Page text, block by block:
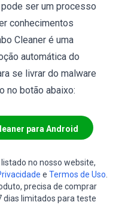
ser um processo
conhecimentos
Cleaner é uma
automática do
se livrar do malware
no botão abaixo:
para Android
no nosso website,
e Termos de Uso.
precisa de comprar
dias limitados para teste